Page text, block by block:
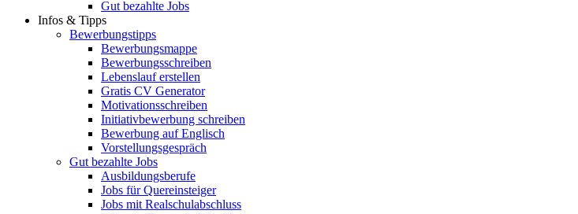
Gut bezahlte Jobs
Infos & Tipps
Bewerbungstipps
Bewerbungsmappe
Bewerbungsschreiben
Lebenslauf erstellen
Gratis CV Generator
Motivationsschreiben
Initiativbewerbung schreiben
Bewerbung auf Englisch
Vorstellungsgespräch
Gut bezahlte Jobs
Ausbildungsberufe
Jobs für Quereinsteiger
Jobs mit Realschulabschluss